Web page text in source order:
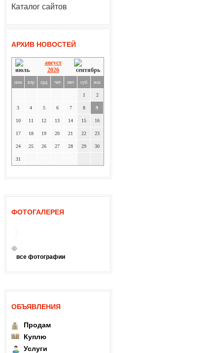
Каталог сайтов
АРХИВ НОВОСТЕЙ
август
2026
пон втр срд чет пят суб вск
1 2
3 4 5 6 7 8 9
10 11 12 13 14 15 16
17 18 19 20 21 22 23
24 25 26 27 28 29 30
31
ФОТОГАЛЕРЕЯ
все фотографии
ОБЪЯВЛЕНИЯ
Продам
Куплю
Услуги